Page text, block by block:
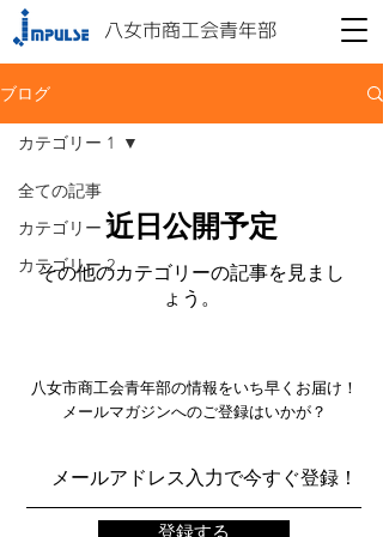
八女市商工会青年部
ブログ
全ての記事
カテゴリー 1
カテゴリー 2
カテゴリー 1
近日公開予定
その他のカテゴリーの記事を見まし
ょう。
八女市商工会青年部の情報をいち早くお届け！
メールマガジンへのご登録はいかが？
登録する